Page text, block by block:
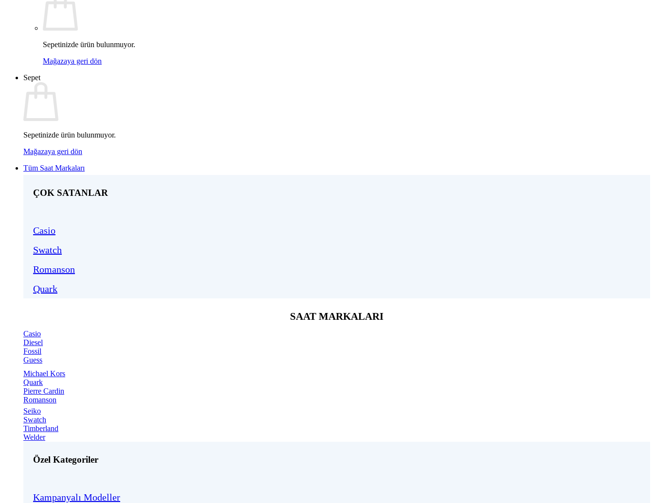
Sepetinizde ürün bulunmuyor.
Mağazaya geri dön
Sepet
Sepetinizde ürün bulunmuyor.
Mağazaya geri dön
Tüm Saat Markaları
ÇOK SATANLAR
Casio
Swatch
Romanson
Quark
SAAT MARKALARI
Casio
Diesel
Fossil
Guess
Michael Kors
Quark
Pierre Cardin
Romanson
Seiko
Swatch
Timberland
Welder
Özel Kategoriler
Kampanyalı Modeller